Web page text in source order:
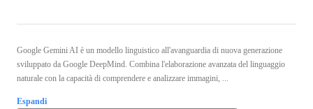
Google Gemini AI è un modello linguistico all'avanguardia di nuova generazione
sviluppato da Google DeepMind. Combina l'elaborazione avanzata del linguaggio
naturale con la capacità di comprendere e analizzare immagini, ...
Espandi